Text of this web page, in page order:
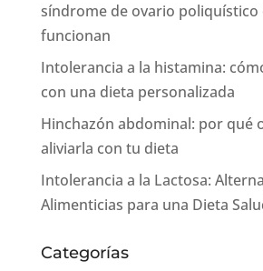
síndrome de ovario poliquístico
funcionan
Intolerancia a la histamina:
con una dieta personalizada
Hinchazón abdominal: por qué
aliviarla con tu dieta
Intolerancia a la Lactosa:
Alimenticias para una Dieta
Categorías